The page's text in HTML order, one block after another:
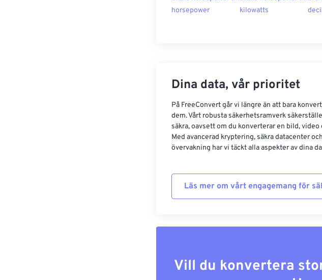
horsepower
kilowatts
Dina data, vår prioritet
På FreeConvert går vi längre än att bara
dem. Vårt robusta säkerhetsramverk
säkra, oavsett om du konverterar en bild,
Med avancerad kryptering, säkra datacenter
övervakning har vi täckt alla aspekter av dina
Läs mer om vårt engagemang för
Vill du konvertera